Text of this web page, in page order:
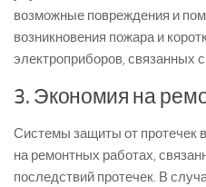
возможные повреждения и
возникновения пожара и
электроприборов, связанных
3. Экономия на
Системы защиты от протечек
на ремонтных работах,
последствий протечек. В